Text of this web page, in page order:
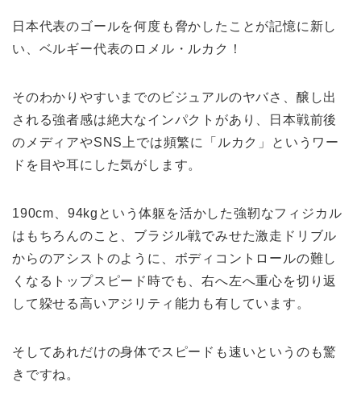
日本代表のゴールを何度も脅かしたことが記憶に新し
い、ベルギー代表のロメル・ルカク！
そのわかりやすいまでのビジュアルのヤバさ、醸し出
される強者感は絶大なインパクトがあり、日本戦前後
のメディアやSNS上では頻繁に「ルカク」というワー
ドを目や耳にした気がします。
190cm、94kgという体躯を活かした強靭なフィジカル
はもちろんのこと、ブラジル戦でみせた激走ドリブル
からのアシストのように、ボディコントロールの難し
くなるトップスピード時でも、右へ左へ重心を切り返
して躱せる高いアジリティ能力も有しています。
そしてあれだけの身体でスピードも速いというのも驚
きですね。